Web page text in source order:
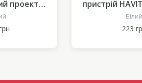
проектор
PRO
пристрій
20W Білий
223